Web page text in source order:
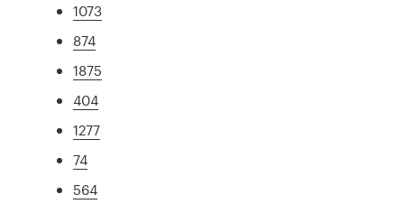
1073
874
1875
404
1277
74
564